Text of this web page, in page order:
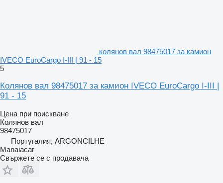
колянов вал 98475017 за камион
IVECO EuroCargo I-III | 91 - 15
5
Колянов вал 98475017 за камион IVECO EuroCargo I-III |
91 - 15
Цена при поискване
Колянов вал
98475017
Португалия, ARGONCILHE
Manaiacar
Свържете се с продавача